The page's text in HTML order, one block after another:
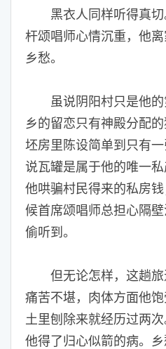
黑衣人同样听得真切
杆颂唱师心情沉重，他
乡愁。
虽说阴阳村只是他的
乡的留恋只有神殿分配
坯房里陈设简单到只有
说瓦罐是属于他的唯一
他哄骗村民得来的私房
候首席颂唱师总担心隔
偷听到。
但无论怎样，这趟旅
痛苦不堪，肉体方面他
土里刨除来就经历过两次
他得了归心似箭的病。